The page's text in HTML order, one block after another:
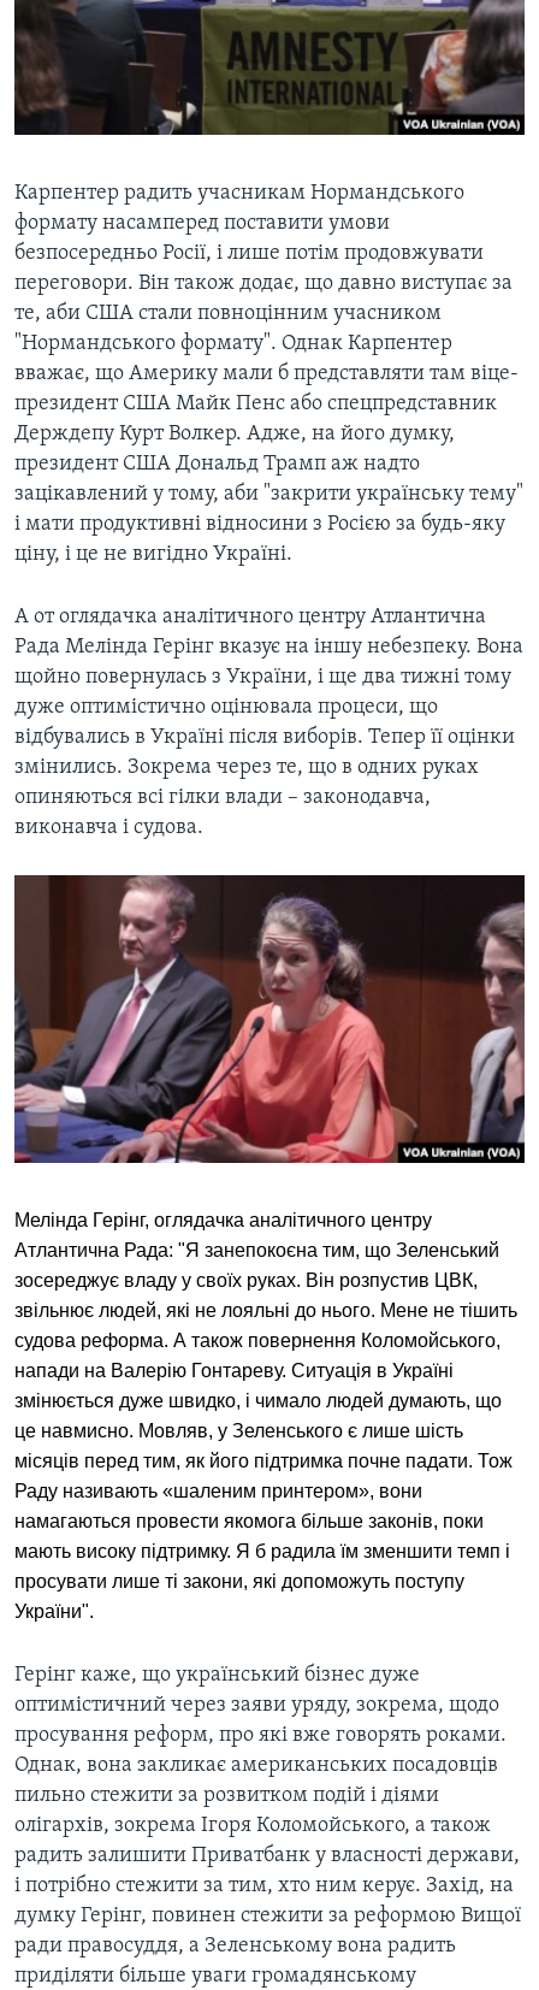
Карпентер радить учасникам Нормандського
формату насамперед поставити умови
безпосередньо Росії, і лише потім продовжувати
переговори. Він також додає, що давно виступає за
те, аби США стали повноцінним учасником
"Нормандського формату". Однак Карпентер
вважає, що Америку мали б представляти там віце-
президент США Майк Пенс або спецпредставник
Держдепу Курт Волкер. Адже, на його думку,
президент США Дональд Трамп аж надто
зацікавлений у тому, аби "закрити українську тему"
і мати продуктивні відносини з Росією за будь-яку
ціну, і це не вигідно Україні.
А от оглядачка аналітичного центру Атлантична
Рада Мелінда Герінг вказує на іншу небезпеку. Вона
щойно повернулась з України, і ще два тижні тому
дуже оптимістично оцінювала процеси, що
відбувались в Україні після виборів. Тепер її оцінки
змінились. Зокрема через те, що в одних руках
опиняються всі гілки влади – законодавча,
виконавча і судова.
Мелінда Герінг, оглядачка аналітичного центру
Атлантична Рада: "Я занепокоєна тим, що Зеленський
зосереджує владу у своїх руках. Він розпустив ЦВК,
звільнює людей, які не лояльні до нього. Мене не тішить
судова реформа. А також повернення Коломойського,
напади на Валерію Гонтареву. Ситуація в Україні
змінюється дуже швидко, і чимало людей думають, що
це навмисно. Мовляв, у Зеленського є лише шість
місяців перед тим, як його підтримка почне падати. Тож
Раду називають «шаленим принтером», вони
намагаються провести якомога більше законів, поки
мають високу підтримку. Я б радила їм зменшити темп і
просувати лише ті закони, які допоможуть поступу
України".
Герінг каже, що український бізнес дуже
оптимістичний через заяви уряду, зокрема, щодо
просування реформ, про які вже говорять роками.
Однак, вона закликає американських посадовців
пильно стежити за розвитком подій і діями
олігархів, зокрема Ігоря Коломойського, а також
радить залишити Приватбанк у власності держави,
і потрібно стежити за тим, хто ним керує. Захід, на
думку Герінг, повинен стежити за реформою Вищої
ради правосуддя, а Зеленському вона радить
приділяти більше уваги громадянському